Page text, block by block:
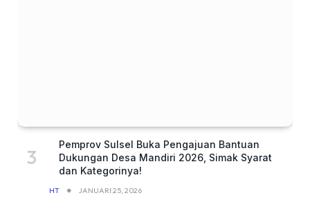
Pemprov Sulsel Buka Pengajuan Bantuan
Dukungan Desa Mandiri 2026, Simak Syarat
dan Kategorinya!
HT JANUARI 25, 2026